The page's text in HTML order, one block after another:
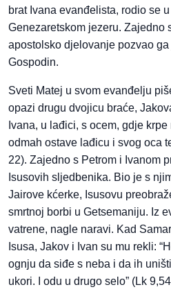
brat Ivana evanđelista, rodio se
Genezaretskom jezeru. Zajedno
apostolsko djelovanje pozvao
Gospodin.
Sveti Matej u svom evanđelju
opazi drugu dvojicu braće,
Ivana, u lađici, s ocem, gdje
odmah ostave lađicu i svog oca
22). Zajedno s Petrom i Ivanom
Isusovih sljedbenika. Bio je s
Jairove kćerke, Isusovu
smrtnoj borbi u Getsemaniju. Iz
vatrene, nagle naravi. Kad
Isusa, Jakov i Ivan su mu rekli:
ognju da siđe s neba i da ih
ukori. I odu u drugo selo” (Lk